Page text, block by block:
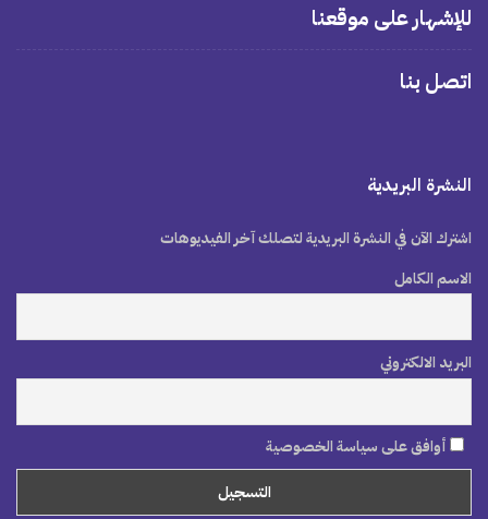
للإشهار على موقعنا
اتصل بنا
النشرة البريدية
اشترك الآن في النشرة البريدية لتصلك آخر الفيديوهات
الاسم الكامل
البريد الالكتروني
أوافق على سياسة الخصوصية